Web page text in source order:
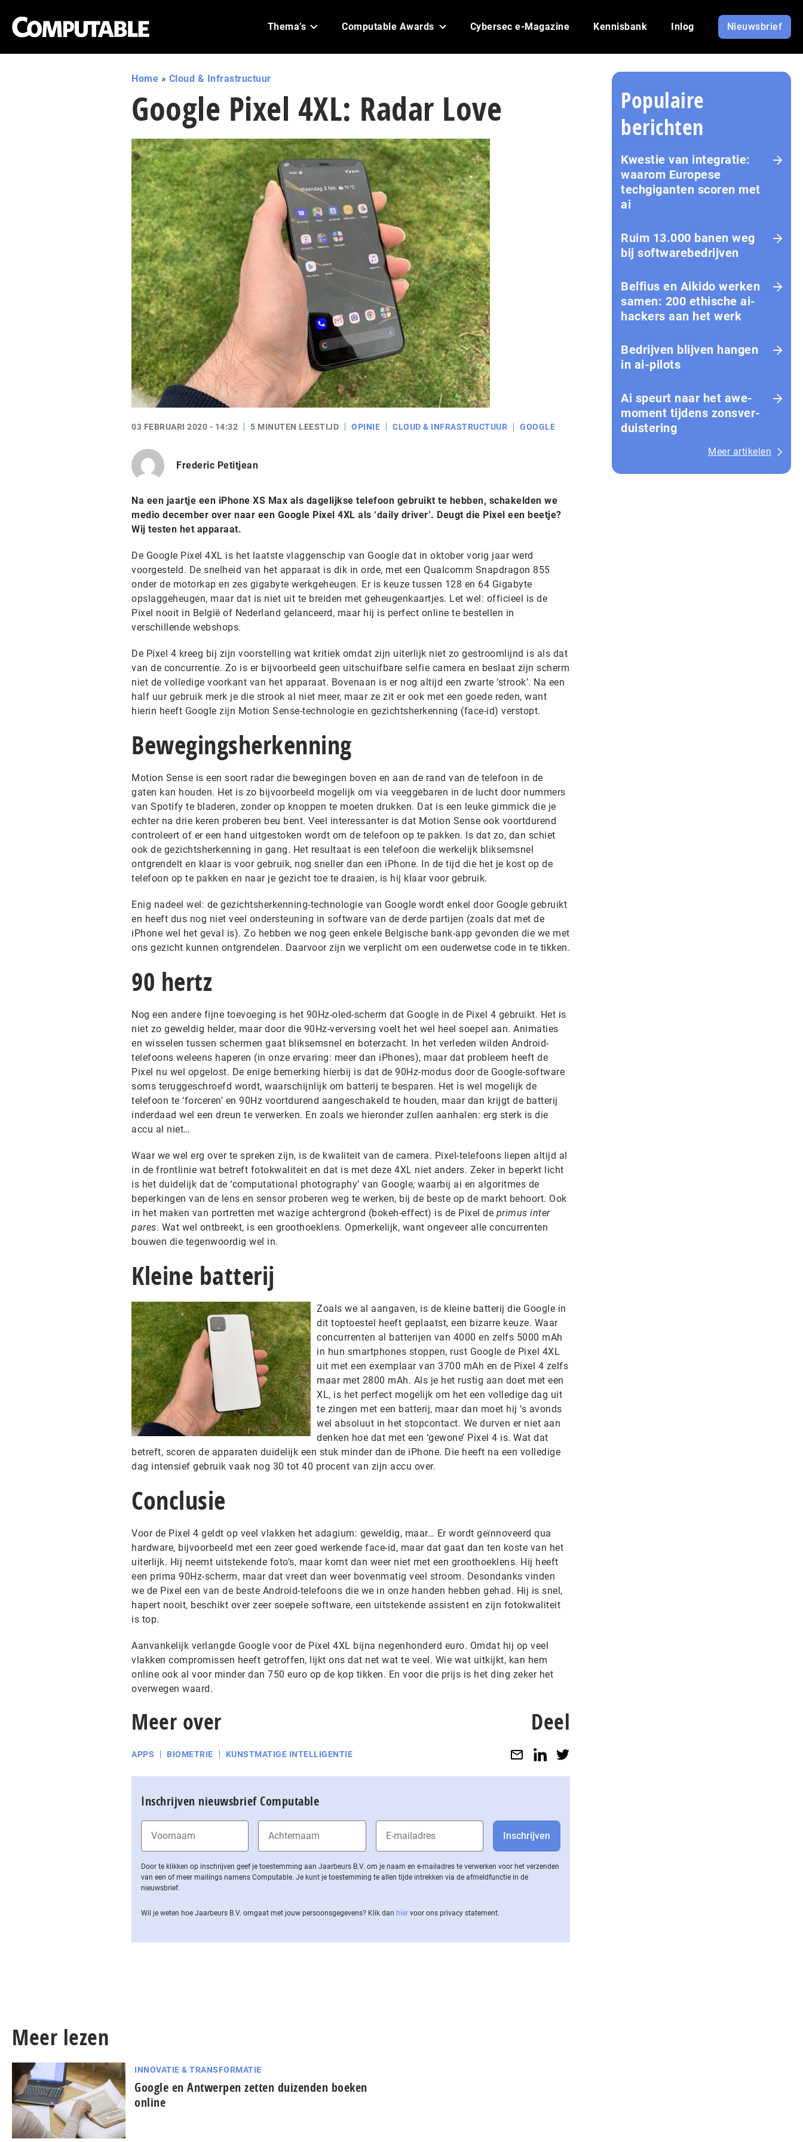
Thema’s Computable Awards Cybersec e-Magazine Kennisbank Inlog Nieuwsbrief
Home » Cloud & Infrastructuur
Google Pixel 4XL: Radar Love
03 FEBRUARI 2020 - 14:32 5 MINUTEN LEESTIJD OPINIE CLOUD & INFRASTRUCTUUR GOOGLE
Frederic Petitjean
Na een jaartje een iPhone XS Max als dagelijkse telefoon gebruikt te hebben, schakelden we
medio december over naar een Google Pixel 4XL als ‘daily driver’. Deugt die Pixel een beetje?
Wij testen het apparaat.
De Google Pixel 4XL is het laatste vlaggenschip van Google dat in oktober vorig jaar werd
voorgesteld. De snelheid van het apparaat is dik in orde, met een Qualcomm Snapdragon 855
onder de motorkap en zes gigabyte werkgeheugen. Er is keuze tussen 128 en 64 Gigabyte
opslaggeheugen, maar dat is niet uit te breiden met geheugenkaartjes. Let wel: officieel is de
Pixel nooit in België of Nederland gelanceerd, maar hij is perfect online te bestellen in
verschillende webshops.
De Pixel 4 kreeg bij zijn voorstelling wat kritiek omdat zijn uiterlijk niet zo gestroomlijnd is als dat
van de concurrentie. Zo is er bijvoorbeeld geen uitschuifbare selfie camera en beslaat zijn scherm
niet de volledige voorkant van het apparaat. Bovenaan is er nog altijd een zwarte ‘strook’. Na een
half uur gebruik merk je die strook al niet meer, maar ze zit er ook met een goede reden, want
hierin heeft Google zijn Motion Sense-technologie en gezichtsherkenning (face-id) verstopt.
Bewegingsherkenning
Motion Sense is een soort radar die bewegingen boven en aan de rand van de telefoon in de
gaten kan houden. Het is zo bijvoorbeeld mogelijk om via veeggebaren in de lucht door nummers
van Spotify te bladeren, zonder op knoppen te moeten drukken. Dat is een leuke gimmick die je
echter na drie keren proberen beu bent. Veel interessanter is dat Motion Sense ook voortdurend
controleert of er een hand uitgestoken wordt om de telefoon op te pakken. Is dat zo, dan schiet
ook de gezichtsherkenning in gang. Het resultaat is een telefoon die werkelijk bliksemsnel
ontgrendelt en klaar is voor gebruik, nog sneller dan een iPhone. In de tijd die het je kost op de
telefoon op te pakken en naar je gezicht toe te draaien, is hij klaar voor gebruik.
Enig nadeel wel: de gezichtsherkenning-technologie van Google wordt enkel door Google gebruikt
en heeft dus nog niet veel ondersteuning in software van de derde partijen (zoals dat met de
iPhone wel het geval is). Zo hebben we nog geen enkele Belgische bank-app gevonden die we met
ons gezicht kunnen ontgrendelen. Daarvoor zijn we verplicht om een ouderwetse code in te tikken.
90 hertz
Nog een andere fijne toevoeging is het 90Hz-oled-scherm dat Google in de Pixel 4 gebruikt. Het is
niet zo geweldig helder, maar door die 90Hz-verversing voelt het wel heel soepel aan. Animaties
en wisselen tussen schermen gaat bliksemsnel en boterzacht. In het verleden wilden Android-
telefoons weleens haperen (in onze ervaring: meer dan iPhones), maar dat probleem heeft de
Pixel nu wel opgelost. De enige bemerking hierbij is dat de 90Hz-modus door de Google-software
soms teruggeschroefd wordt, waarschijnlijk om batterij te besparen. Het is wel mogelijk de
telefoon te ‘forceren’ en 90Hz voortdurend aangeschakeld te houden, maar dan krijgt de batterij
inderdaad wel een dreun te verwerken. En zoals we hieronder zullen aanhalen: erg sterk is die
accu al niet…
Waar we wel erg over te spreken zijn, is de kwaliteit van de camera. Pixel-telefoons liepen altijd al
in de frontlinie wat betreft fotokwaliteit en dat is met deze 4XL niet anders. Zeker in beperkt licht
is het duidelijk dat de ‘computational photography’ van Google, waarbij ai en algoritmes de
beperkingen van de lens en sensor proberen weg te werken, bij de beste op de markt behoort. Ook
in het maken van portretten met wazige achtergrond (bokeh-effect) is de Pixel de primus inter
pares. Wat wel ontbreekt, is een groothoeklens. Opmerkelijk, want ongeveer alle concurrenten
bouwen die tegenwoordig wel in.
Kleine batterij
Zoals we al aangaven, is de kleine batterij die Google in
dit toptoestel heeft geplaatst, een bizarre keuze. Waar
concurrenten al batterijen van 4000 en zelfs 5000 mAh
in hun smartphones stoppen, rust Google de Pixel 4XL
uit met een exemplaar van 3700 mAh en de Pixel 4 zelfs
maar met 2800 mAh. Als je het rustig aan doet met een
XL, is het perfect mogelijk om het een volledige dag uit
te zingen met een batterij, maar dan moet hij ’s avonds
wel absoluut in het stopcontact. We durven er niet aan
denken hoe dat met een ‘gewone’ Pixel 4 is. Wat dat
betreft, scoren de apparaten duidelijk een stuk minder dan de iPhone. Die heeft na een volledige
dag intensief gebruik vaak nog 30 tot 40 procent van zijn accu over.
Conclusie
Voor de Pixel 4 geldt op veel vlakken het adagium: geweldig, maar… Er wordt geïnnoveerd qua
hardware, bijvoorbeeld met een zeer goed werkende face-id, maar dat gaat dan ten koste van het
uiterlijk. Hij neemt uitstekende foto’s, maar komt dan weer niet met een groothoeklens. Hij heeft
een prima 90Hz-scherm, maar dat vreet dan weer bovenmatig veel stroom. Desondanks vinden
we de Pixel een van de beste Android-telefoons die we in onze handen hebben gehad. Hij is snel,
hapert nooit, beschikt over zeer soepele software, een uitstekende assistent en zijn fotokwaliteit
is top.
Aanvankelijk verlangde Google voor de Pixel 4XL bijna negenhonderd euro. Omdat hij op veel
vlakken compromissen heeft getroffen, lijkt ons dat net wat te veel. Wie wat uitkijkt, kan hem
online ook al voor minder dan 750 euro op de kop tikken. En voor die prijs is het ding zeker het
overwegen waard.
Meer over
APPS BIOMETRIE KUNSTMATIGE INTELLIGENTIE
Deel
Inschrijven nieuwsbrief Computable
Door te klikken op inschrijven geef je toestemming aan Jaarbeurs B.V. om je naam en e-mailadres te verwerken voor het verzenden
van een of meer mailings namens Computable. Je kunt je toestemming te allen tijde intrekken via de af­meld­func­tie in de
nieuwsbrief.
Wil je weten hoe Jaarbeurs B.V. omgaat met jouw per­soons­ge­ge­vens? Klik dan hier voor ons privacy statement.
Populaire
berichten
Kwestie van integratie:
waarom Europese
techgiganten scoren met
ai
Ruim 13.000 banen weg
bij softwarebedrijven
Belfius en Aikido werken
samen: 200 ethische ai-
hackers aan het werk
Bedrijven blijven hangen
in ai-pilots
Ai speurt naar het awe-
moment tijdens zons­ver­
duis­te­ring
Meer artikelen
Meer lezen
INNOVATIE & TRANSFORMATIE
Google en Antwerpen zetten duizenden boeken
online